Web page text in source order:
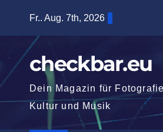
springen
Fr.. Aug. 7th, 2026
checkbar.eu
Dein Magazin für
Kultur und Musik